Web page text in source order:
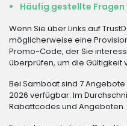
Häufig gestellte Fragen
Wenn Sie über Links auf
möglicherweise eine
Promo-Code, der Sie
überprüfen, um die Gültigkeit
Bei Samboat sind 7
2026 verfügbar. Im
Rabattcodes und Angeboten.